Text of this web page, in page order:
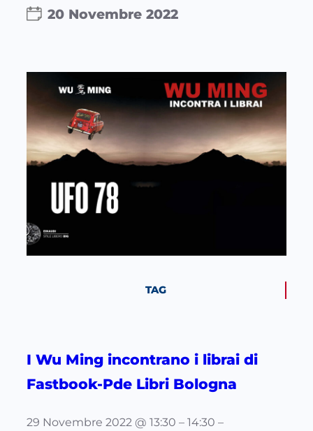
20 Novembre 2022
TAG
I Wu Ming incontrano i librai di
Fastbook-Pde Libri Bologna
29 Novembre 2022 @ 13:30 – 14:30 –